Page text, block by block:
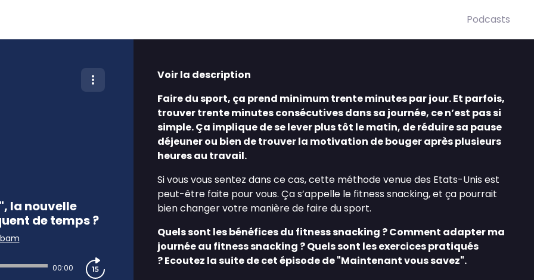
Podcasts
la nouvelle
de temps ?
00:00
Voir la description
Faire du sport, ça prend minimum trente minutes par jour. Et parfois,
trouver trente minutes consécutives dans sa journée, ce n’est pas si
simple. Ça implique de se lever plus tôt le matin, de réduire sa pause
déjeuner ou bien de trouver la motivation de bouger après plusieurs
heures au travail.
Si vous vous sentez dans ce cas, cette méthode venue des Etats-Unis est
peut-être faite pour vous. Ça s’appelle le fitness snacking, et ça pourrait
bien changer votre manière de faire du sport.
Quels sont les bénéfices du fitness snacking ? Comment adapter ma
journée au fitness snacking ? Quels sont les exercices pratiqués
?Ecoutez la suite de cet épisode de "Maintenant vous savez".